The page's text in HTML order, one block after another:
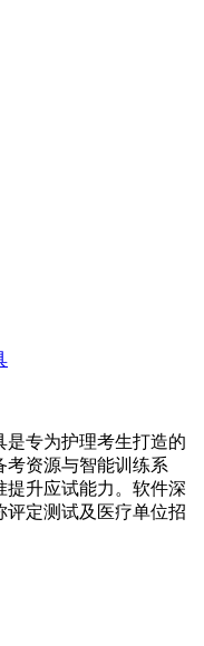
是专为护理考生打造的
考资源与智能训练系
提升应试能力。软件深
评定测试及医疗单位招